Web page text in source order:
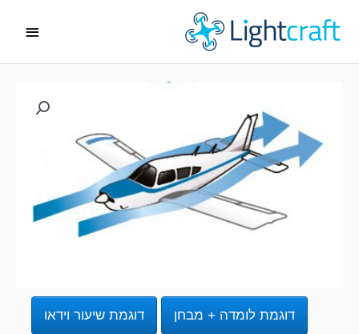
תפריט
ראשי
דוגמת לומדה + מבחן דוגמת שיעור וידאו